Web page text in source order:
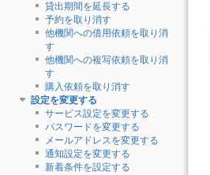
貸出期間を延長する
予約を取り消す
他機関への借用依頼を取り消
す
他機関への複写依頼を取り消
す
購入依頼を取り消す
設定を変更する
サービス設定を変更する
パスワードを変更する
メールアドレスを変更する
通知設定を変更する
新着条件を設定する